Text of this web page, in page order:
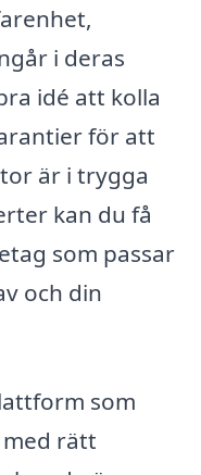
i deras
idé att kolla
för att
är i trygga
kan du få
som passar
och din
som
rätt